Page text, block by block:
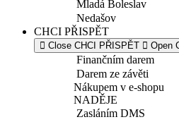
Mladá Boleslav
Nedašov
CHCI PŘISPĚT
Close CHCI PŘISPĚT Open
Finančním darem
Darem ze závěti
Nákupem v e-shopu
NADĚJE
Zasláním DMS